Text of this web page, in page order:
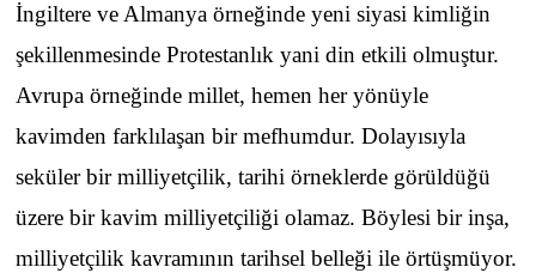
İngiltere ve Almanya örneğinde yeni siyasi kimliğin
şekillenmesinde Protestanlık yani din etkili olmuştur.
Avrupa örneğinde millet, hemen her yönüyle
kavimden farklılaşan bir mefhumdur. Dolayısıyla
seküler bir milliyetçilik, tarihi örneklerde görüldüğü
üzere bir kavim milliyetçiliği olamaz. Böylesi bir inşa,
milliyetçilik kavramının tarihsel belleği ile örtüşmüyor.